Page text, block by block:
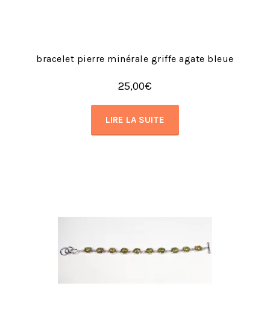
bracelet pierre minérale griffe agate bleue
25,00€
LIRE LA SUITE